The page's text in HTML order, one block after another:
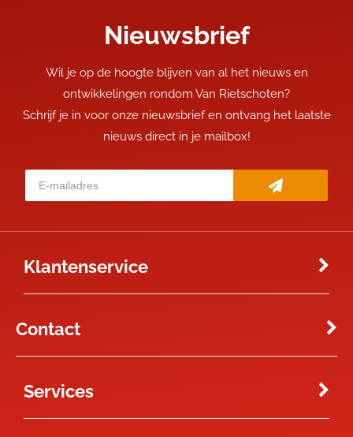
Nieuwsbrief
Wil je op de hoogte blijven van al het nieuws en
ontwikkelingen rondom Van Rietschoten?
Schrijf je in voor onze nieuwsbrief en ontvang het laatste
nieuws direct in je mailbox!
Klantenservice
Contact
Services